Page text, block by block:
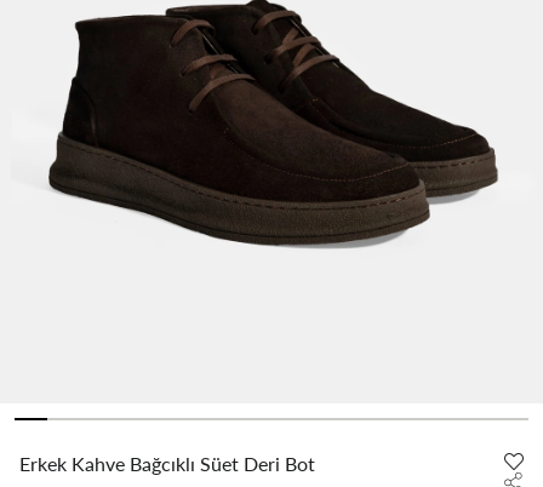
Erkek Kahve Bağcıklı Süet Deri Bot